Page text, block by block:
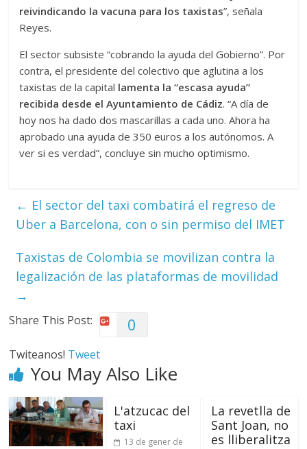
reivindicando la vacuna para los taxistas”, señala
Reyes.
El sector subsiste “cobrando la ayuda del Gobierno”. Por
contra, el presidente del colectivo que aglutina a los
taxistas de la capital lamenta la “escasa ayuda”
recibida desde el Ayuntamiento de Cádiz. “A día de
hoy nos ha dado dos mascarillas a cada uno. Ahora ha
aprobado una ayuda de 350 euros a los autónomos. A
ver si es verdad”, concluye sin mucho optimismo.
← El sector del taxi combatirá el regreso de
Uber a Barcelona, con o sin permiso del IMET
Taxistas de Colombia se movilizan contra la
legalización de las plataformas de movilidad
→
Share This Post: 0
Twiteanos! Tweet
You May Also Like
L'atzucac del
taxi
13 de gener de
La revetlla de
Sant Joan, no
es lliberalitza